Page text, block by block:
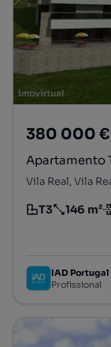
380 000 €
Apartamento
Vila Real, Vila
Tipologia
T3
Preço por146 m²
Andar
IAD Portugal
Profissional